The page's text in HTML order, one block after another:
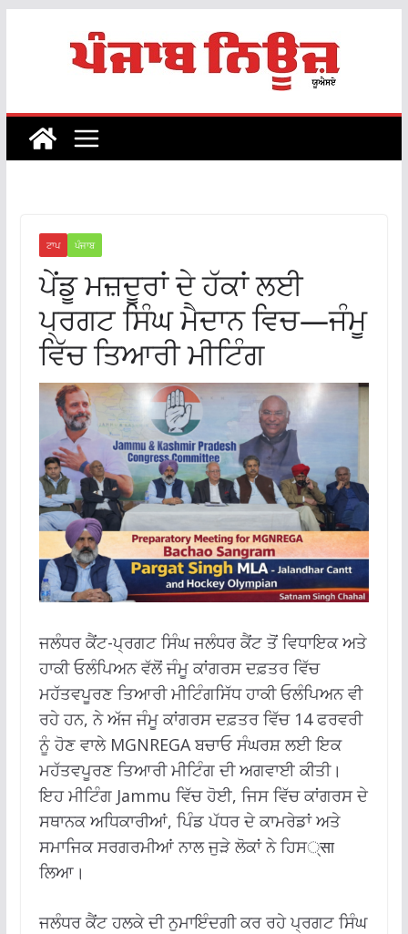
ਟਾਪ ਪੰਜਾਬ
ਪੇਂਡੂ ਮਜ਼ਦੂਰਾਂ ਦੇ ਹੱਕਾਂ ਲਈ
ਪ੍ਰਗਟ ਸਿੰਘ ਮੈਦਾਨ ਵਿਚ—ਜੰਮੂ
ਵਿੱਚ ਤਿਆਰੀ ਮੀਟਿੰਗ
ਜਲੰਧਰ ਕੈਂਟ-ਪ੍ਰਗਟ ਸਿੰਘ ਜਲੰਧਰ ਕੈਂਟ ਤੋਂ ਵਿਧਾਇਕ ਅਤੇ
ਹਾਕੀ ਓਲੰਪਿਅਨ ਵੱਲੋਂ ਜੰਮੂ ਕਾਂਗਰਸ ਦਫ਼ਤਰ ਵਿੱਚ
ਮਹੱਤਵਪੂਰਣ ਤਿਆਰੀ ਮੀਟਿੰਗਸਿੱਧ ਹਾਕੀ ਓਲੰਪਿਅਨ ਵੀ
ਰਹੇ ਹਨ, ਨੇ ਅੱਜ ਜੰਮੂ ਕਾਂਗਰਸ ਦਫ਼ਤਰ ਵਿੱਚ 14 ਫਰਵਰੀ
ਨੂੰ ਹੋਣ ਵਾਲੇ MGNREGA ਬਚਾਓ ਸੰਘਰਸ਼ ਲਈ ਇਕ
ਮਹੱਤਵਪੂਰਣ ਤਿਆਰੀ ਮੀਟਿੰਗ ਦੀ ਅਗਵਾਈ ਕੀਤੀ।
ਇਹ ਮੀਟਿੰਗ Jammu ਵਿੱਚ ਹੋਈ, ਜਿਸ ਵਿੱਚ ਕਾਂਗਰਸ ਦੇ
ਸਥਾਨਕ ਅਧਿਕਾਰੀਆਂ, ਪਿੰਡ ਪੱਧਰ ਦੇ ਕਾਮਰੇਡਾਂ ਅਤੇ
ਸਮਾਜਿਕ ਸਰਗਰਮੀਆਂ ਨਾਲ ਜੁੜੇ ਲੋਕਾਂ ਨੇ ਹਿਸ्सा
ਲਿਆ।
ਜਲੰਧਰ ਕੈਂਟ ਹਲਕੇ ਦੀ ਨੁਮਾਇੰਦਗੀ ਕਰ ਰਹੇ ਪ੍ਰਗਟ ਸਿੰਘ